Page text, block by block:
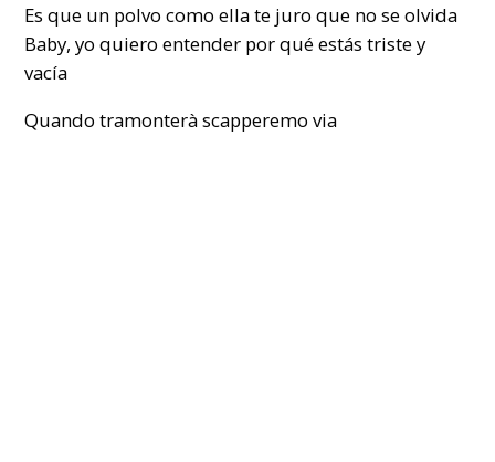
Es que un polvo como ella te juro que no se olvida
Baby, yo quiero entender por qué estás triste y
vacía
Quando tramonterà scapperemo via